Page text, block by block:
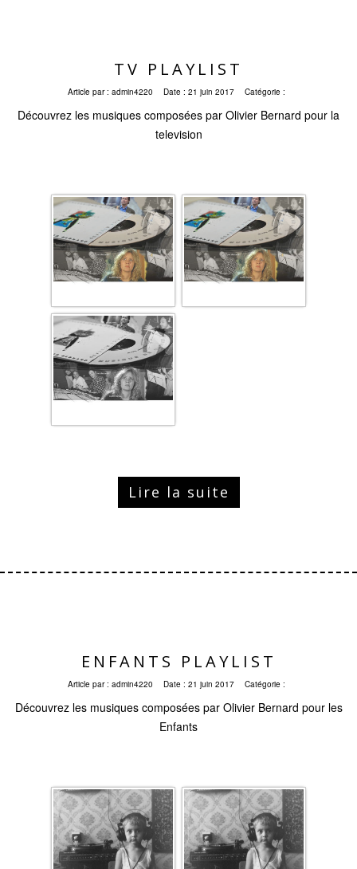
TV PLAYLIST
Article par : admin4220 Date : 21 juin 2017 Catégorie :
Découvrez les musiques composées par Olivier Bernard pour la
television
Lire la suite
ENFANTS PLAYLIST
Article par : admin4220 Date : 21 juin 2017 Catégorie :
Découvrez les musiques composées par Olivier Bernard pour les
Enfants